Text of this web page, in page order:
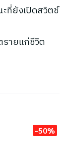
ที่ยังเปิดสวิตช์
ายแก่ชีวิต
-50%